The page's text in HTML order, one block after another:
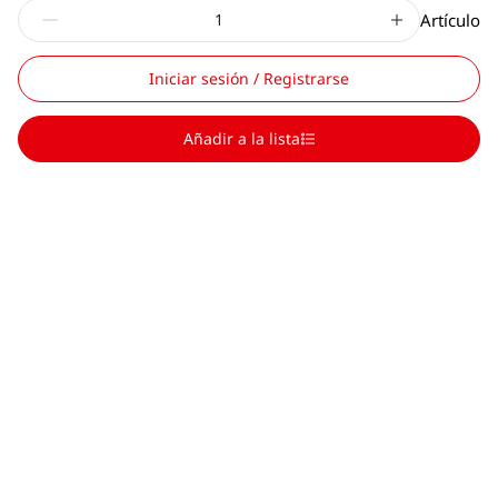
Artículo
Iniciar sesión / Registrarse
Añadir a la lista